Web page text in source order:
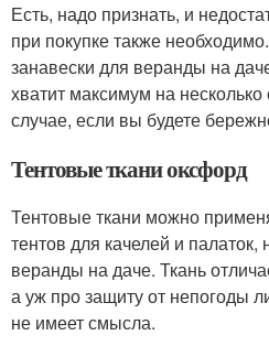
Есть, надо признать, и
при покупке также
занавески для веранды на
хватит максимум на
случае, если вы будете
Тентовые ткани оксфорд
Тентовые ткани можно
тентов для качелей и
веранды на даче. Ткань
а уж про защиту от непогоды
не имеет смысла.